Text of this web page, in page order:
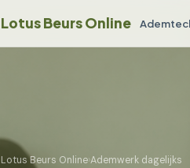
Lotus Beurs Online
Lotus Beurs Online›Ademwerk dagelijks